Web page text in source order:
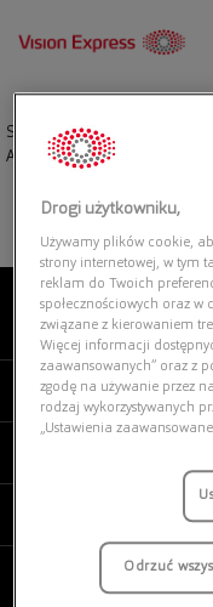
Strona główna|
Andy
O NAS
MOJE VISION EXPRESS
Drogi użytkowniku,
Używamy plików cookie,
strony internetowej, w tym
reklam do Twoich
społecznościowych oraz
związane z kierowaniem
Więcej informacji
zaawansowanych” oraz z
zgodę na używanie przez
rodzaj wykorzystywanych
„Ustawienia
Odrzuć